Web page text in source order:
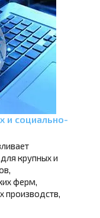
и социально-
крупных и
ферм,
производств,